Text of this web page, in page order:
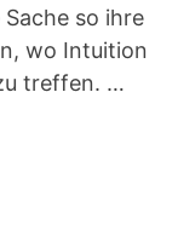
so ihre
wo Intuition
treffen. …